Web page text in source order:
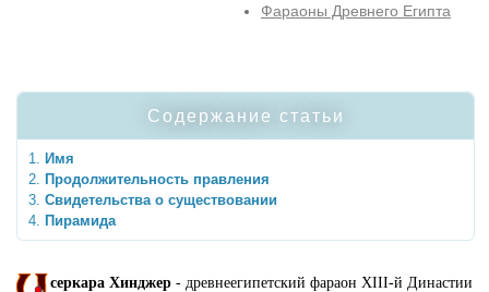
Фараоны Древнего Египта
Содержание статьи
Имя
Продолжительность правления
Свидетельства о существовании
Пирамида
серкара Хинджер - древнеегипетский фараон XIII-й Династии